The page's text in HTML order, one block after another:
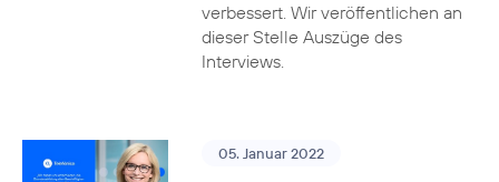
verbessert. Wir veröffentlichen an
dieser Stelle Auszüge des
Interviews.
05. Januar 2022